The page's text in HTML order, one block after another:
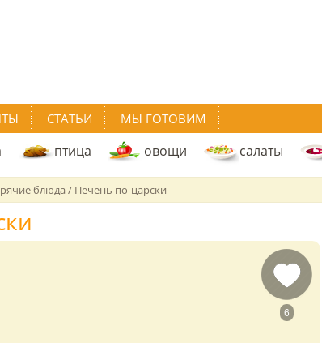
СТАТЬИ МЫ ГОТОВИМ
птица овощи салаты
блюда/ Печень по-царски
6